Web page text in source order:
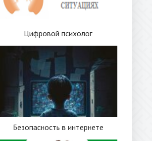
Цифровой психолог
Безопасность в интернете